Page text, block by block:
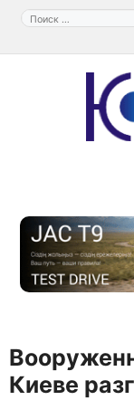
Перейти
содержимому
Поиск:
Киеве